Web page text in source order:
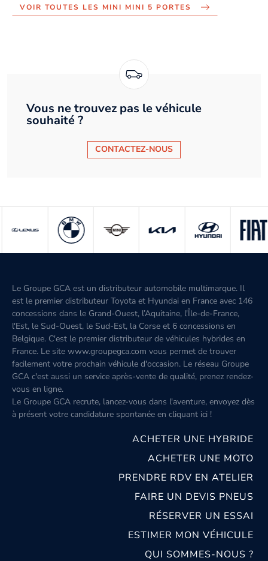
VOIR TOUTES LES MINI MINI 5 PORTES
Vous ne trouvez pas le véhicule
souhaité ?
CONTACTEZ-NOUS
Le Groupe GCA est un distributeur automobile multimarque. Il
est le premier distributeur Toyota et Hyundai en France avec 146
concessions dans le Grand-Ouest, l’Aquitaine, l'Île-de-France,
l'Est, le Sud-Ouest, le Sud-Est, la Corse et 6 concessions en
Belgique. C'est le premier distributeur de véhicules hybrides en
France. Le site www.groupegca.com vous permet de trouver
facilement votre prochain véhicule d'occasion. Le réseau Groupe
GCA c'est aussi un service après-vente de qualité, prenez rendez-
vous en ligne.
Le Groupe GCA recrute, lancez-vous dans l'aventure, envoyez dès
à présent votre candidature spontanée en cliquant ici !
ACHETER UNE HYBRIDE
ACHETER UNE MOTO
PRENDRE RDV EN ATELIER
FAIRE UN DEVIS PNEUS
RÉSERVER UN ESSAI
ESTIMER MON VÉHICULE
QUI SOMMES-NOUS ?